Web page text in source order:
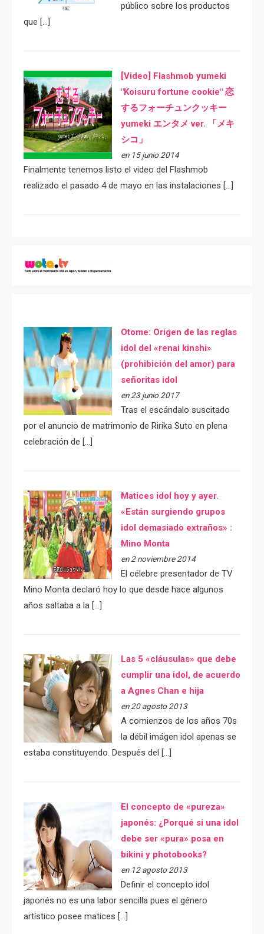
público sobre los productos
que […]
[Video] Flashmob yumeki
"Koisuru fortune cookie" 恋
するフォーチュンクッキー
yumeki エンタメ ver. 「メキ
シコ」
en 15 junio 2014
Finalmente tenemos listo el video del Flashmob
realizado el pasado 4 de mayo en las instalaciones […]
Otome: Orígen de las reglas
idol del «renai kinshi»
(prohibición del amor) para
señoritas idol
en 23 junio 2017
Tras el escándalo suscitado
por el anuncio de matrimonio de Ririka Suto en plena
celebración de […]
Matices idol hoy y ayer.
«Están surgiendo grupos
idol demasiado extraños» :
Mino Monta
en 2 noviembre 2014
El célebre presentador de TV
Mino Monta declaró hoy lo que desde hace algunos
años saltaba a la […]
Las 5 «cláusulas» que debe
cumplir una idol, de acuerdo
a Agnes Chan e hija
en 20 agosto 2013
A comienzos de los años 70s
la débil imágen idol apenas se
estaba constituyendo. Después del […]
El concepto de «pureza»
japonés: ¿Porqué si una idol
debe ser «pura» posa en
bikini y photobooks?
en 12 agosto 2013
Definir el concepto idol
japonés no es una labor sencilla pues el género
artístico posee matices […]